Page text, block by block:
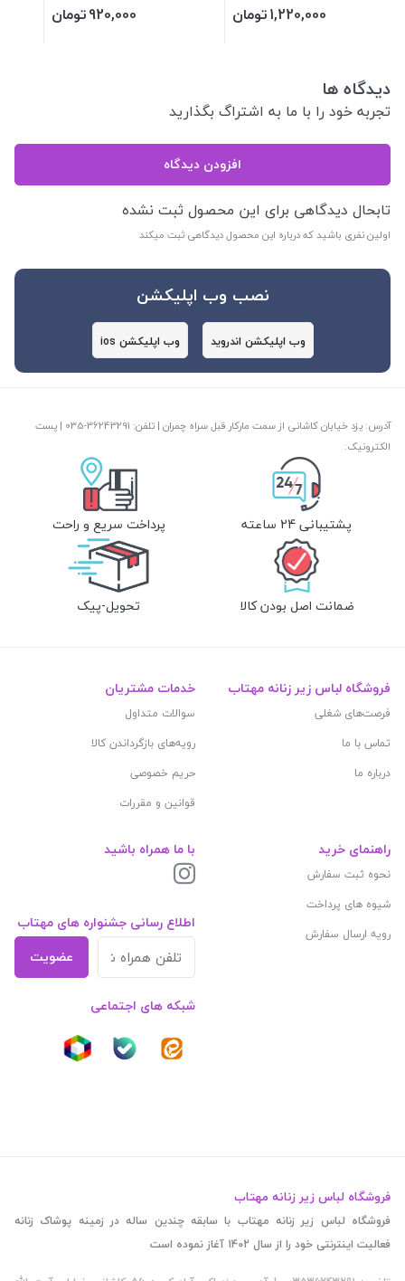
1,220,000تومان 920,000تومان
دیدگاه ها
تجربه خود را با ما به اشتراگ بگذارید
افزودن دیدگاه
تابحال دیدگاهی برای این محصول ثبت نشده
اولین نفری باشید که درباره این محصول دیدگاهی ثبت میکند
نصب وب اپلیکشن
وب اپلیکشن اندروید وب اپلیکشن ios
آدرس: یزد خیابان کاشانی از سمت مارکار قبل سراه چمران | تلفن: ‎035-36243291 | پست
الکترونیک:
پشتیبانی 24 ساعته پرداخت سریع و راحت
ضمانت اصل بودن کالا تحویل-پیک
فروشگاه لباس زیر زنانه مهتاب
فرصت‌های شغلی
تماس با ما
درباره ما
خدمات مشتریان
سوالات متداول
رویه‌های بازگرداندن کالا
حریم خصوصی
قوانین و مقررات
راهنمای خرید
نحوه ثبت سفارش
شیوه های پرداخت
رویه ارسال سفارش
با ما همراه باشید
اطلاع رسانی جشنواره های مهتاب
عضویت
شبکه های اجتماعی
فروشگاه لباس زیر زنانه مهتاب
فروشگاه لباس زیر زنانه مهتاب با سابقه چندین ساله در زمینه پوشاک زنانه
فعالیت اینترنتی خود را از سال 1402 آغاز نموده است